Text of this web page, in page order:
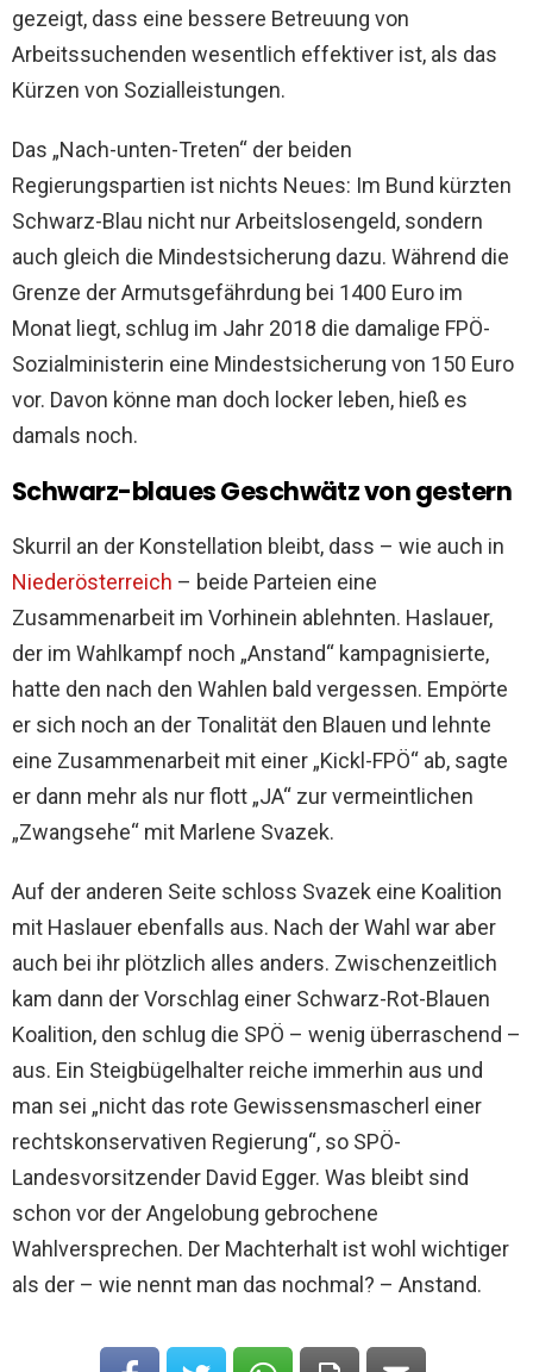
gezeigt, dass eine bessere Betreuung von
Arbeitssuchenden wesentlich effektiver ist, als das
Kürzen von Sozialleistungen.
Das „Nach-unten-Treten“ der beiden
Regierungspartien ist nichts Neues: Im Bund kürzten
Schwarz-Blau nicht nur Arbeitslosengeld, sondern
auch gleich die Mindestsicherung dazu. Während die
Grenze der Armutsgefährdung bei 1400 Euro im
Monat liegt, schlug im Jahr 2018 die damalige FPÖ-
Sozialministerin eine Mindestsicherung von 150 Euro
vor. Davon könne man doch locker leben, hieß es
damals noch.
Schwarz-blaues Geschwätz von gestern
Skurril an der Konstellation bleibt, dass – wie auch in
Niederösterreich – beide Parteien eine
Zusammenarbeit im Vorhinein ablehnten. Haslauer,
der im Wahlkampf noch „Anstand“ kampagnisierte,
hatte den nach den Wahlen bald vergessen. Empörte
er sich noch an der Tonalität den Blauen und lehnte
eine Zusammenarbeit mit einer „Kickl-FPÖ“ ab, sagte
er dann mehr als nur flott „JA“ zur vermeintlichen
„Zwangsehe“ mit Marlene Svazek.
Auf der anderen Seite schloss Svazek eine Koalition
mit Haslauer ebenfalls aus. Nach der Wahl war aber
auch bei ihr plötzlich alles anders. Zwischenzeitlich
kam dann der Vorschlag einer Schwarz-Rot-Blauen
Koalition, den schlug die SPÖ – wenig überraschend –
aus. Ein Steigbügelhalter reiche immerhin aus und
man sei „nicht das rote Gewissensmascherl einer
rechtskonservativen Regierung“, so SPÖ-
Landesvorsitzender David Egger. Was bleibt sind
schon vor der Angelobung gebrochene
Wahlversprechen. Der Machterhalt ist wohl wichtiger
als der – wie nennt man das nochmal? – Anstand.